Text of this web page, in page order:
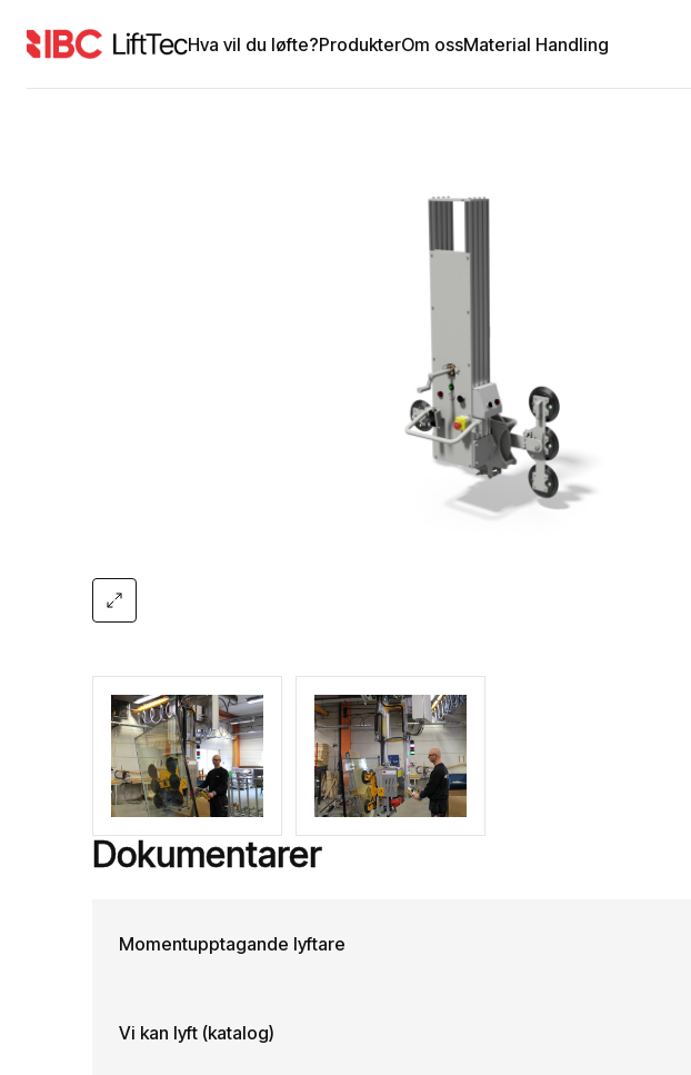
Hva vil du løfte?ProdukterOm ossMaterial Handling
Dokumentarer
Momentupptagande lyftare
Vi kan lyft (katalog)